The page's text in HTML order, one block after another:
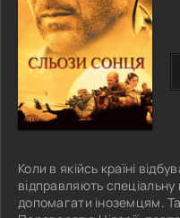
Коли в якійсь країні
відправляють спеціальну
допомагати іноземцям.